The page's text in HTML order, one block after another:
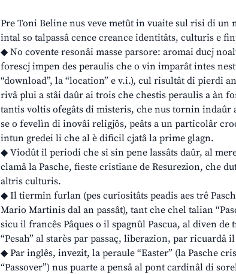
Pre Toni Beline nus veve metût in vuaite sul risi di
intal so talpassâ cence creance identitâts, culturis e
◆ No covente resonâi masse parsore: aromai ducj
forescj impen des peraulis che o vin imparât intes
“download”, la “location” e v.i.), cul risultât di pierdi
rivâ plui a stâi daûr ai trois che chestis peraulis a àn
tantis voltis ofegâts di misteris, che nus tornin indaûr
se o fevelìn di inovâi religjôs, peâts a un particolâr
intun gredei li che al è dificil cjatâ la prime glagn.
◆ Viodût il periodi che si sin pene lassâts daûr, al
clamâ la Pasche, fieste cristiane de Resurezion, che
altris culturis.
◆ Il tiermin furlan (pes curiositâts peadis aes trê
Mario Martinis dal an passât), tant che chel talian
sicu il francês Pâques o il spagnûl Pascua, al diven de
“Pesah” al starès par passaç, liberazion, par ricuardâ
◆ Par inglês, invezit, la peraule “Easter” (la Pasche
“Passover”) nus puarte a pensâ al pont cardinâl di